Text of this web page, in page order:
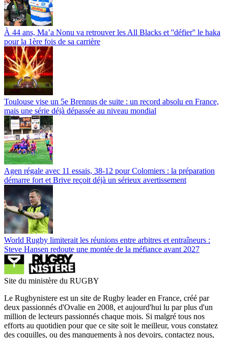
À 44 ans, Ma’a Nonu va retrouver les All Blacks et ''défier'' le haka
pour la 1ère fois de sa carrière
Toulouse vise un 5e Brennus de suite : un record absolu en France,
mais une série déjà dépassée au niveau mondial
Agen régale avec 11 essais, 38-12 pour Colomiers : la préparation
démarre fort et Brive reçoit déjà un sérieux avertissement
World Rugby limiterait les réunions entre arbitres et entraîneurs :
Steve Hansen redoute une montée de la méfiance avant 2027
Site du ministère du RUGBY
Le Rugbynistere est un site de Rugby leader en France, créé par
deux passionnés d'Ovalie en 2008, et aujourd'hui lu par plus d'un
million de lecteurs passionnés chaque mois. Si malgré tous nos
efforts au quotidien pour que ce site soit le meilleur, vous constatez
des coquilles, ou des manquements à nos devoirs, contactez nous,